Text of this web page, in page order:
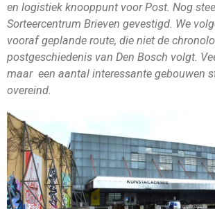
en logistiek knooppunt voor Post. Nog
Sorteercentrum Brieven gevestigd. We
vooraf geplande route, die niet de
postgeschiedenis van Den Bosch volgt.
maar een aantal interessante gebouwen
overeind.